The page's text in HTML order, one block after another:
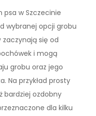
psa w Szczecinie
wybranej opcji grobu
zaczynają się od
i mogą
grobu oraz jego
Na przykład prosty
bardziej ozdobny
dla kilku